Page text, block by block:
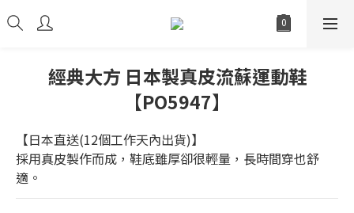
經典大方 日本製真皮流蘇運動鞋
【PO5947】
【日本直送(12個工作天內出貨)】
採用真皮製作而成，鞋底雖厚卻很輕量，長時間穿也舒
適。